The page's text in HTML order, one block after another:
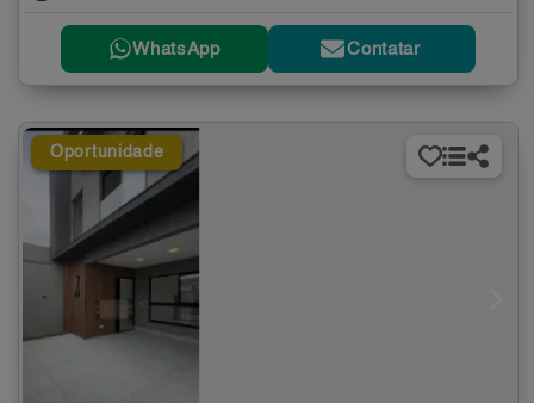
WhatsApp Contatar
Oportunidade